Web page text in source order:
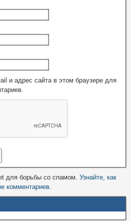
и адрес сайта в этом браузере для
для борьбы со спамом. Узнайте, как
комментариев.